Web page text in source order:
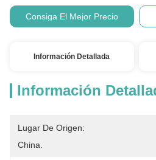
Consiga El Mejor Precio
Información Detallada
Información
Lugar De Origen:
China.